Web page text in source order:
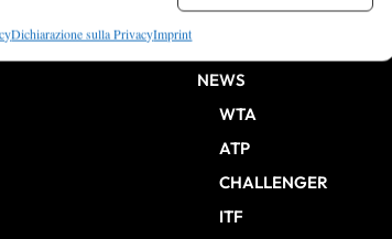
rilevare frodi, correggere errori,
Salvare e comunicare le
Sempre attivo
Dichiarazione sulla PrivacyImprint
09/2025
HOME
NEWS
WTA
ATP
CHALLENGER
ITF